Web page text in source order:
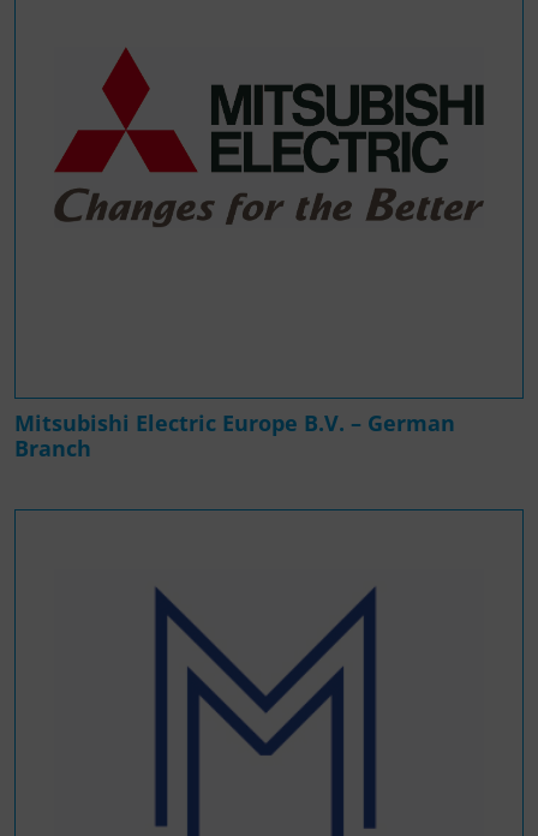
Mitsubishi Electric Europe B.V. – German
Branch